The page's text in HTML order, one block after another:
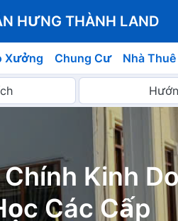
HƯNG THÀNH LAND
Xưởng Chung Cư Nhà Thuê
Kinh
Các Cấp